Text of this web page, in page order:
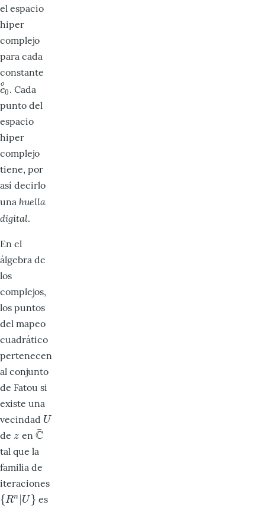
el espacio
hiper
complejo
para cada
constante
c
o
0
co0
. Cada
punto del
espacio
hiper
complejo
tiene, por
así decirlo
una huella
digital.
En el
álgebra de
los
complejos,
los puntos
del mapeo
cuadrático
pertenecen
al conjunto
de Fatou si
existe una
vecindad U
U
de z
z en C
¯
C¯
tal que la
familia de
iteraciones
{Rn |U }
{Rn|U}
es